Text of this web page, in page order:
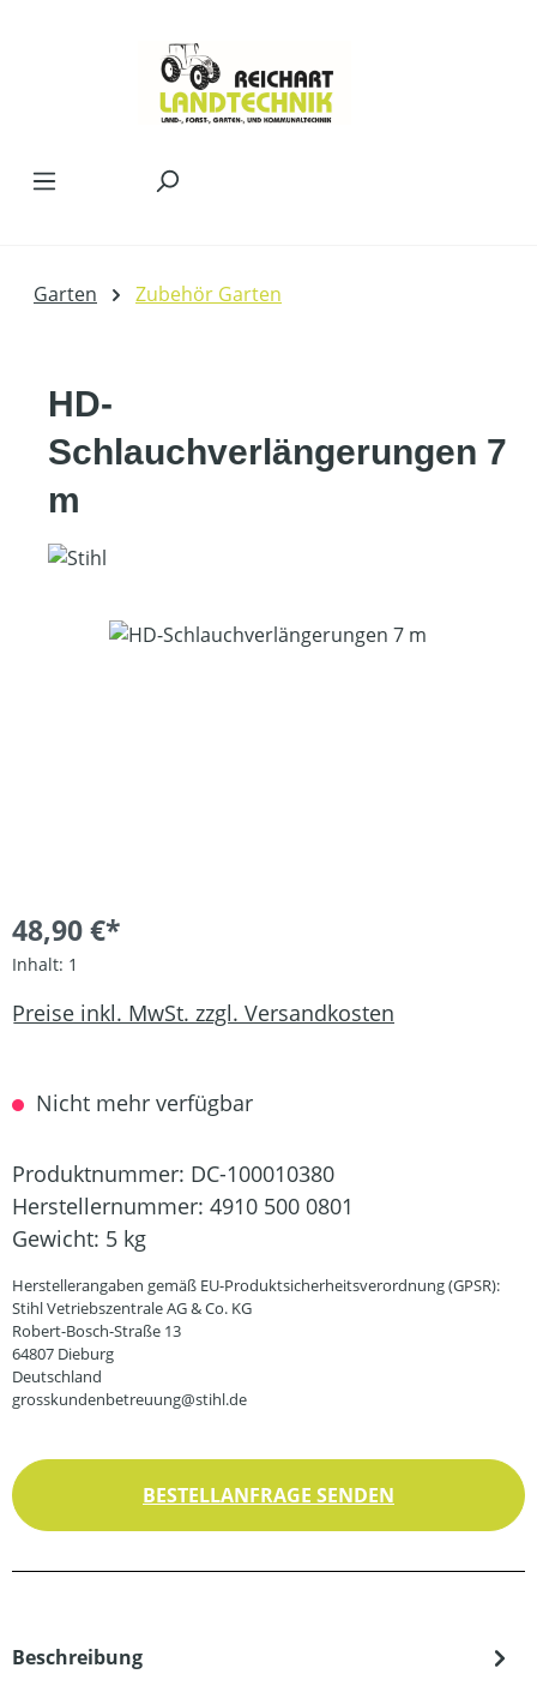
Garten Zubehör Garten
HD-
Schlauchverlängerungen 7
m
Bildergalerie überspringen
48,90 €*
Inhalt: 1
Preise inkl. MwSt. zzgl. Versandkosten
Nicht mehr verfügbar
Produktnummer: DC-100010380
Herstellernummer: 4910 500 0801
Gewicht: 5 kg
Herstellerangaben gemäß EU-Produktsicherheitsverordnung (GPSR):
Stihl Vetriebszentrale AG & Co. KG
Robert-Bosch-Straße 13
64807 Dieburg
Deutschland
grosskundenbetreuung@stihl.de
BESTELLANFRAGE SENDEN
Beschreibung